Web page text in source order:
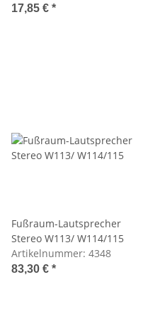
17,85 € *
Fußraum-Lautsprecher
Stereo W113/ W114/115
Artikelnummer: 4348
83,30 € *